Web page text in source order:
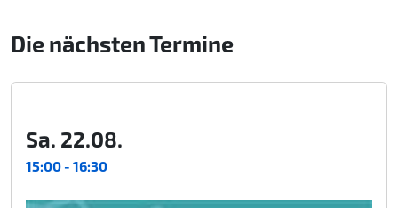
Die nächsten Termine
Sa. 22.08.
15:00 - 16:30